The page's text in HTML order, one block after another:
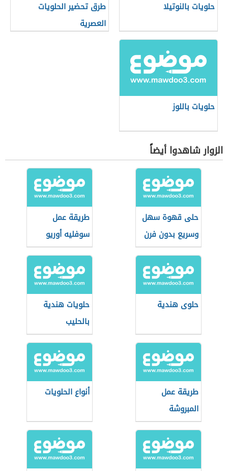
حلويات بالنوتيلا
طرق تحضير الحلويات
العصرية
حلويات باللوز
الزوار شاهدوا أيضاً
حلى قهوة سهل
وسريع بدون فرن
طريقة عمل
سوفليه أوريو
حلوى هندية
حلويات هندية
بالحليب
طريقة عمل
المبروشة
أنواع الحلويات